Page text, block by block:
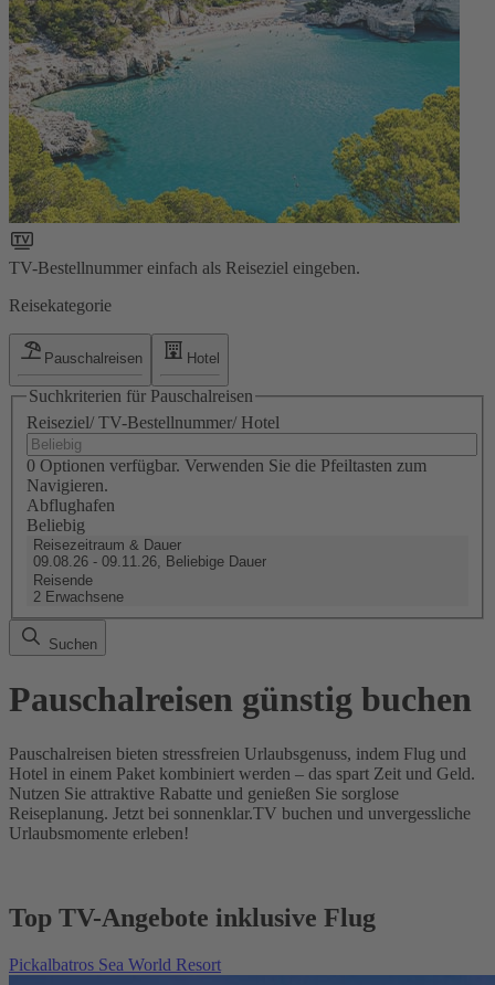
TV-Bestellnummer einfach als Reiseziel eingeben.
Reisekategorie
Pauschalreisen Hotel
Suchkriterien für Pauschalreisen
Reiseziel/ TV-Bestellnummer/ Hotel
0 Optionen verfügbar. Verwenden Sie die Pfeiltasten zum
Navigieren.
Abflughafen
Beliebig
Reisezeitraum & Dauer
09.08.26 - 09.11.26, Beliebige Dauer
Reisende
2 Erwachsene
Suchen
Pauschalreisen günstig buchen
Pauschalreisen bieten stressfreien Urlaubsgenuss, indem Flug und
Hotel in einem Paket kombiniert werden – das spart Zeit und Geld.
Nutzen Sie attraktive Rabatte und genießen Sie sorglose
Reiseplanung. Jetzt bei sonnenklar.TV buchen und unvergessliche
Urlaubsmomente erleben!
Top TV-Angebote inklusive Flug
Pickalbatros Sea World Resort